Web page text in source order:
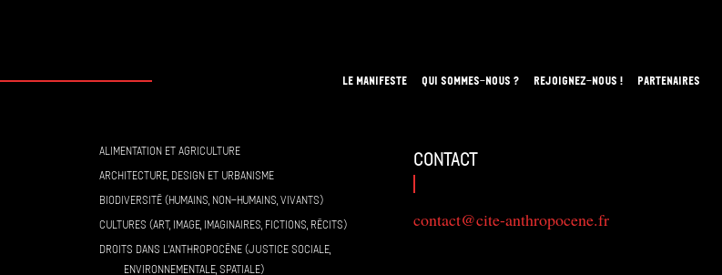
LE MANIFESTE QUI SOMMES-NOUS ? REJOIGNEZ-NOUS ! PARTENAIRES
ALIMENTATION ET AGRICULTURE
ARCHITECTURE, DESIGN ET URBANISME
BIODIVERSITÉ (HUMAINS, NON-HUMAINS, VIVANTS)
CULTURES (ART, IMAGE, IMAGINAIRES, FICTIONS, RÉCITS)
DROITS DANS L’ANTHROPOCÈNE (JUSTICE SOCIALE,
ENVIRONNEMENTALE, SPATIALE)
contact
contact@cite-anthropocene.fr